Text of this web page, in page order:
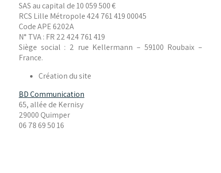
SAS au capital de 10 059 500 €
RCS Lille Métropole 424 761 419 00045
Code APE 6202A
N° TVA : FR 22 424 761 419
Siège social : 2 rue Kellermann – 59100 Roubaix –
France.
Création du site
BD Communication
65, allée de Kernisy
29000 Quimper
06 78 69 50 16